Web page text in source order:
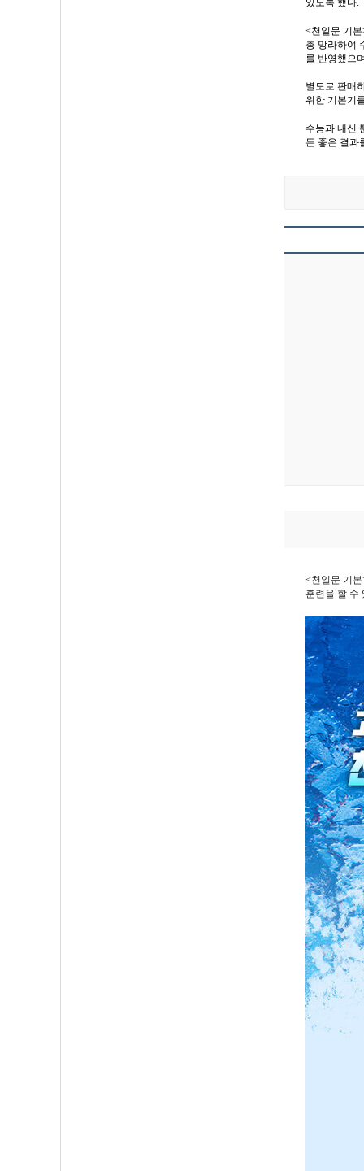
<천일문 기
총 망라하여
를 반영했으
별도로 판매
위한 기본기
수능과 내신
든 좋은 결과
<천일문 기
훈련을 할 수